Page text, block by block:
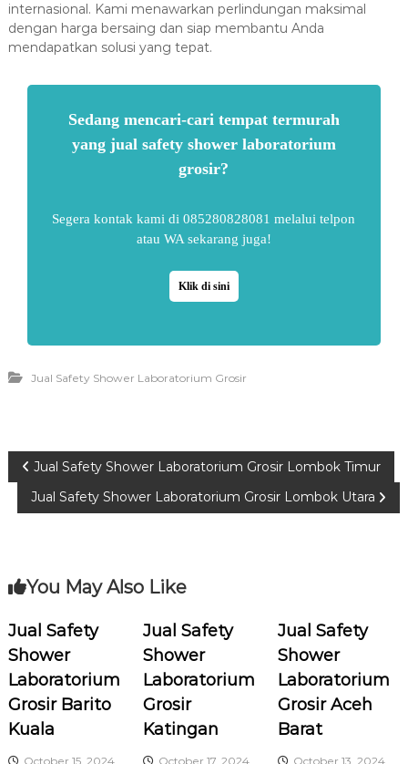
internasional. Kami menawarkan perlindungan maksimal
dengan harga bersaing dan siap membantu Anda
mendapatkan solusi yang tepat.
Sedang mencari-cari tempat termurah
yang jual safety shower laboratorium
grosir?
Segera kontak kami di 085280828081 melalui telpon
atau WA sekarang juga!
Klik di sini
Jual Safety Shower Laboratorium Grosir
P
o
t
n
a
v
Jual Safety Shower Laboratorium Grosir Lombok Timur
Jual Safety Shower Laboratorium Grosir Lombok Utara
You May Also Like
Jual Safety
Shower
Laboratorium
Grosir Barito
Kuala
October 15, 2024
Jual Safety
Shower
Laboratorium
Grosir
Katingan
October 17, 2024
Jual Safety
Shower
Laboratorium
Grosir Aceh
Barat
October 13, 2024